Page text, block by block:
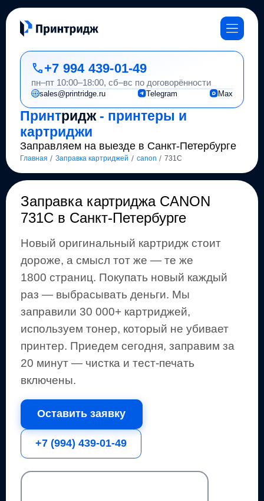
Принтридж- принтеры и
картриджи
Заправляем на выезде в Санкт-Петербурге
Главная / Заправка картриджей / canon / 731C
+7 994 439-01-49
пн–пт 10:00–18:00, сб–вс по договорённости
sales@printridge.ru Telegram Max
Заправка картриджа CANON
731C в Санкт-Петербурге
Новый оригинальный картридж стоит
дороже, а смысл тот же — те же
1800 страниц. Покупать новый каждый
раз — выбрасывать деньги. Мы
заправили 30 000+ картриджей,
используем тонер, который не убивает
принтер. Приедем сегодня, заправим за
20 минут — чистка и тест-печать
включены.
Оставить заявку
+7 (994) 439-01-49